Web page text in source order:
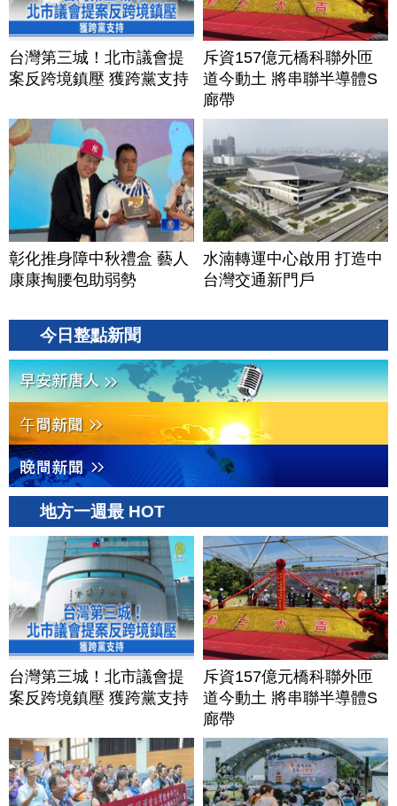
台灣第三城！北市議會提
案反跨境鎮壓 獲跨黨支持
斥資157億元橋科聯外匝
道今動土 將串聯半導體S
廊帶
彰化推身障中秋禮盒 藝人
康康掏腰包助弱勢
水湳轉運中心啟用 打造中
台灣交通新門戶
今日整點新聞
地方一週最 HOT
台灣第三城！北市議會提
案反跨境鎮壓 獲跨黨支持
斥資157億元橋科聯外匝
道今動土 將串聯半導體S
廊帶